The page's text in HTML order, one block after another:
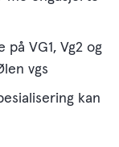
VG1, Vg2 og
vgs
kan